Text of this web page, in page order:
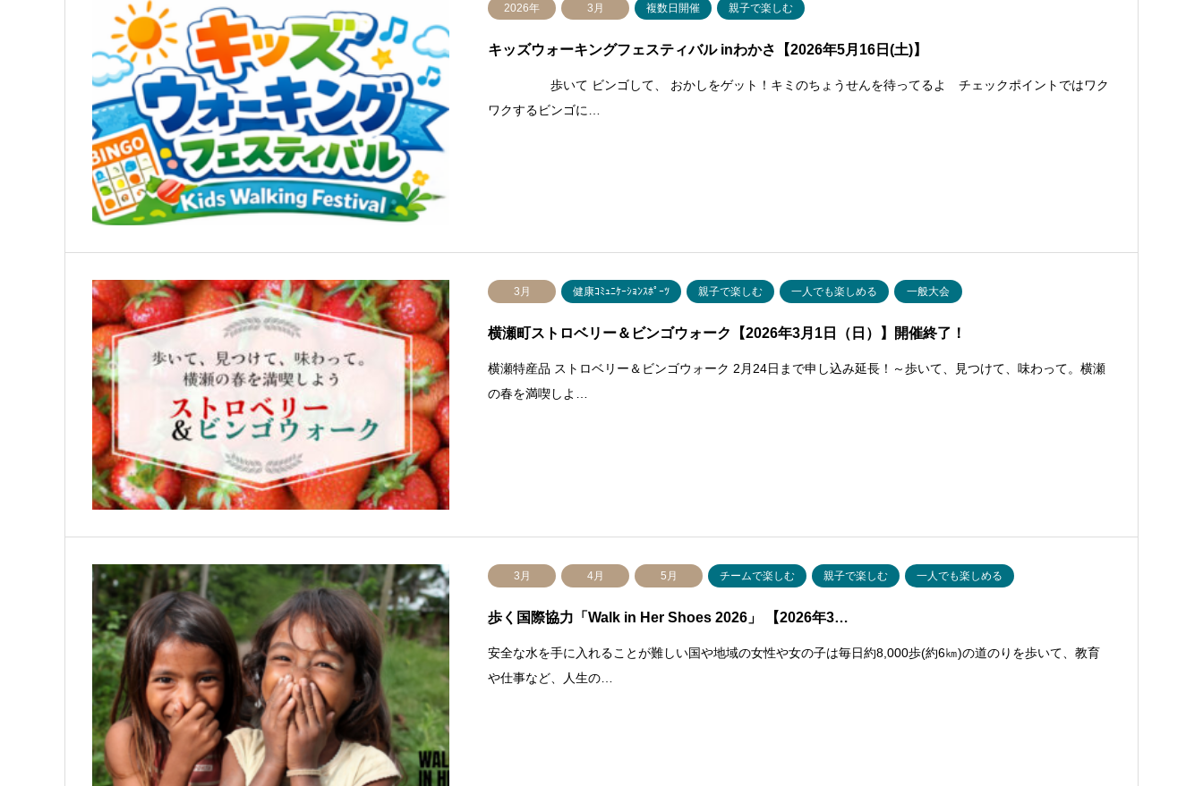
2026年 3月 複数日開催 親子で楽しむ
キッズウォーキングフェスティバル inわかさ【2026年5月16日(土)】
歩いて ビンゴして、 おかしをゲット！キミのちょうせんを待ってるよ チェックポイントではワク
ワクするビンゴに…
3月 健康ｺﾐｭﾆｹｰｼｮﾝｽﾎﾟｰﾂ 親子で楽しむ 一人でも楽しめる 一般大会
横瀬町ストロベリー＆ビンゴウォーク【2026年3月1日（日）】開催終了！
横瀬特産品 ストロベリー＆ビンゴウォーク 2月24日まで申し込み延長！～歩いて、見つけて、味わって。横瀬
の春を満喫しよ…
3月 4月 5月 チームで楽しむ 親子で楽しむ 一人でも楽しめる
歩く国際協力「Walk in Her Shoes 2026」 【2026年3…
安全な水を手に入れることが難しい国や地域の女性や女の子は毎日約8,000歩(約6㎞)の道のりを歩いて、教育
や仕事など、人生の…